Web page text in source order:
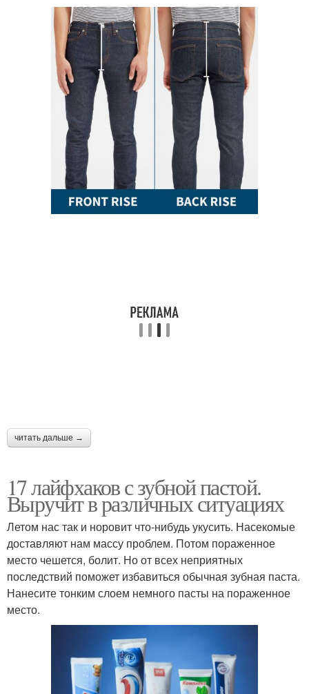
читать дальше →
17 лайфхаков с зубной пастой.
Выручит в различных ситуациях
Летом нас так и норовит что-нибудь укусить. Насекомые
доставляют нам массу проблем. Потом пораженное
место чешется, болит. Но от всех неприятных
последствий поможет избавиться обычная зубная паста.
Нанесите тонким слоем немного пасты на пораженное
место.